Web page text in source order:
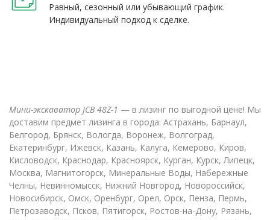
Равный, сезонный или убывающий график.
Индивидуальный подход к сделке.
Мини-экскаватор JCB 48Z-1 — в лизинг по выгодной цене! Мы
доставим предмет лизинга в города: Астрахань, Барнаул,
Белгород, Брянск, Вологда, Воронеж, Волгоград,
Екатеринбург, Ижевск, Казань, Калуга, Кемерово, Киров,
Кисловодск, Краснодар, Красноярск, Курган, Курск, Липецк,
Москва, Магнитогорск, Минеральные Воды, Набережные
Челны, Невинномысск, Нижний Новгород, Новороссийск,
Новосибирск, Омск, Оренбург, Орел, Орск, Пенза, Пермь,
Петрозаводск, Псков, Пятигорск, Ростов-на-Дону, Рязань,